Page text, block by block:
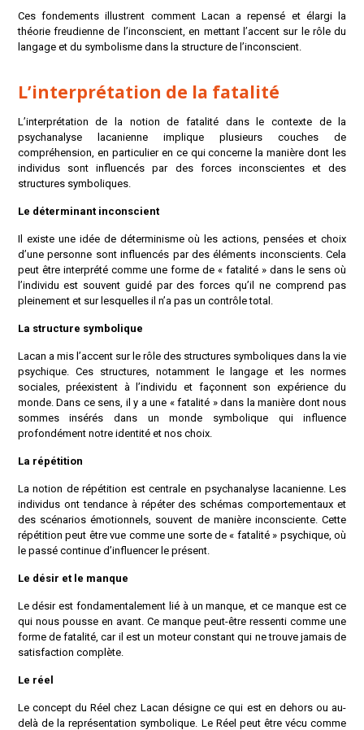
Ces fondements illustrent comment Lacan a repensé et élargi la
théorie freudienne de l’inconscient, en mettant l’accent sur le rôle du
langage et du symbolisme dans la structure de l’inconscient.
L’interprétation de la fatalité
L’interprétation de la notion de fatalité dans le contexte de la
psychanalyse lacanienne implique plusieurs couches de
compréhension, en particulier en ce qui concerne la manière dont les
individus sont influencés par des forces inconscientes et des
structures symboliques.
Le déterminant inconscient
Il existe une idée de déterminisme où les actions, pensées et choix
d’une personne sont influencés par des éléments inconscients. Cela
peut être interprété comme une forme de « fatalité » dans le sens où
l’individu est souvent guidé par des forces qu’il ne comprend pas
pleinement et sur lesquelles il n’a pas un contrôle total.
La structure symbolique
Lacan a mis l’accent sur le rôle des structures symboliques dans la vie
psychique. Ces structures, notamment le langage et les normes
sociales, préexistent à l’individu et façonnent son expérience du
monde. Dans ce sens, il y a une « fatalité » dans la manière dont nous
sommes insérés dans un monde symbolique qui influence
profondément notre identité et nos choix.
La répétition
La notion de répétition est centrale en psychanalyse lacanienne. Les
individus ont tendance à répéter des schémas comportementaux et
des scénarios émotionnels, souvent de manière inconsciente. Cette
répétition peut être vue comme une sorte de « fatalité » psychique, où
le passé continue d’influencer le présent.
Le désir et le manque
Le désir est fondamentalement lié à un manque, et ce manque est ce
qui nous pousse en avant. Ce manque peut-être ressenti comme une
forme de fatalité, car il est un moteur constant qui ne trouve jamais de
satisfaction complète.
Le réel
Le concept du Réel chez Lacan désigne ce qui est en dehors ou au-
delà de la représentation symbolique. Le Réel peut être vécu comme